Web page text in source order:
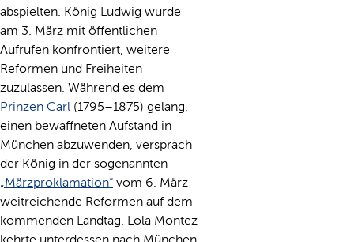
abspielten. König Ludwig wurde
am 3. März mit öffentlichen
Aufrufen konfrontiert, weitere
Reformen und Freiheiten
zuzulassen. Während es dem
Prinzen Carl (1795–1875) gelang,
einen bewaffneten Aufstand in
München abzuwenden, versprach
der König in der sogenannten
„Märzproklamation“ vom 6. März
weitreichende Reformen auf dem
kommenden Landtag. Lola Montez
kehrte unterdessen nach München